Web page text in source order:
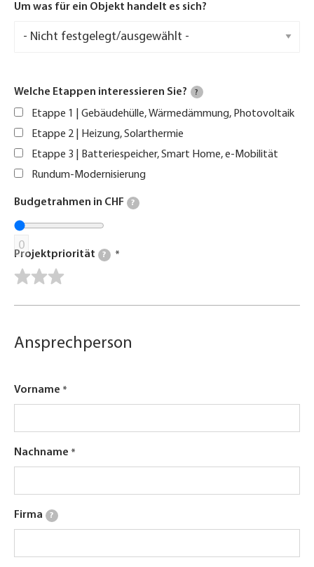
Um was für ein Objekt handelt es sich?
Welche Etappen interessieren Sie? ?
Etappe 1 | Gebäudehülle, Wärmedämmung, Photovoltaik
Etappe 2 | Heizung, Solarthermie
Etappe 3 | Batteriespeicher, Smart Home, e-Mobilität
Rundum-Modernisierung
Budgetrahmen in CHF ?
0
Projektpriorität ?
Ansprechperson
Vorname
Nachname
Firma ?